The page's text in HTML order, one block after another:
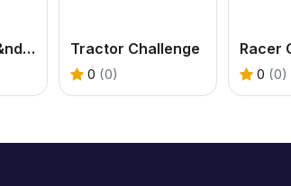
Road Fighter &ndash; Endless Car Racing Tractor Challenge
0 (0)
Racer
0 (0)